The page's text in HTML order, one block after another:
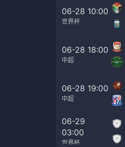
06-28 10:00
世界杯
06-28 18:00
中超
06-28 19:00
中超
06-29
03:00
世界杯